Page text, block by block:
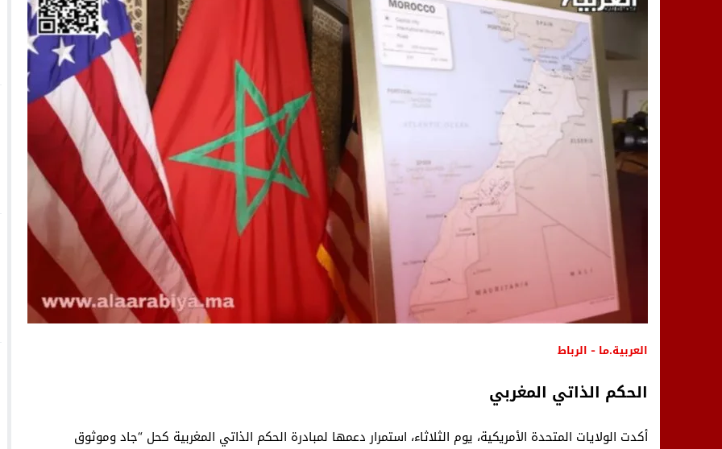
14:25 “العربية.ما” تنشر أخبار تيفلت وأصداء الأحداث فيها بصيغة أخرى
الجيش الملكي ينتفض ضد تعيين “ندالا”
18:23 طاطا: “اعتداء” على حقوقي يشعل غضب الجمعيات وملف “ماء القصبة” يفجّر الأوضاع
13:35 عقول الغد تصنع المستقبل: مسابقة “Robot Innov” بمراكش تؤسس لجيل الابتكار والتكنولوجيا
العربية.ما - الرباط
الحكم الذاتي المغربي
أكدت الولايات المتحدة الأمريكية، يوم الثلاثاء، استمرار دعمها لمبادرة الحكم الذاتي المغربية كحل “جاد وموثوق